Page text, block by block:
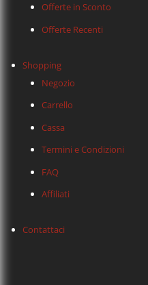
Offerte in Sconto
Offerte Recenti
Shopping
Negozio
Carrello
Cassa
Termini e Condizioni
FAQ
Affiliati
Contattaci